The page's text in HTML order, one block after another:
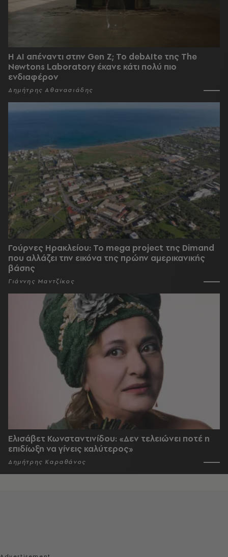
Η AI απέναντι στην Gen Z; Το debAIte της The
Newtons Laboratory έκανε κάτι πολύ πιο
ενδιαφέρον
Δημήτρης Αθανασιάδης
Γούρνες Ηρακλείου: To mega project της Dimand
που αλλάζει την εικόνα της πρώην αμερικανικής
βάσης
Γιάννης Μαντζίκος
Ελισάβετ Κωνσταντινίδου: «Δεν τελειώνει ποτέ η
επιδίωξη να γίνεις καλύτερος»
Δημήτρης Καραθάνος